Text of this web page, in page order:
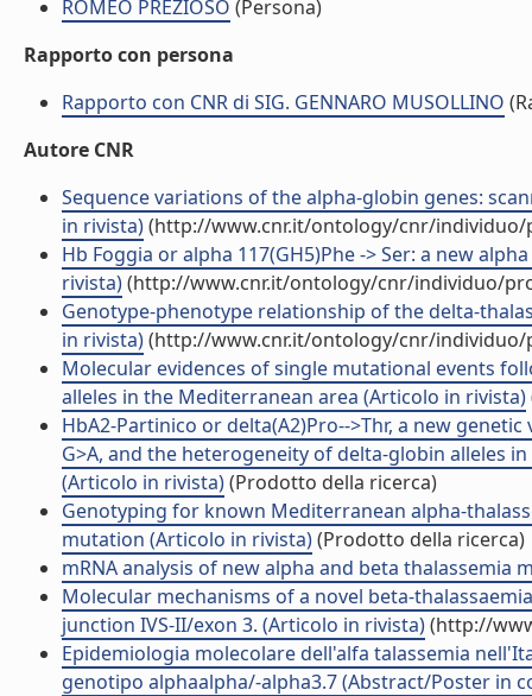
ROMEO PREZIOSO (Persona)
Rapporto con persona
Rapporto con CNR di SIG. GENNARO MUSOLLINO
Autore CNR
Sequence variations of the alpha-globin genes:
in rivista)(http://www.cnr.it/ontology/cnr/individuo/
Hb Foggia or alpha 117(GH5)Phe -> Ser: a new
rivista)(http://www.cnr.it/ontology/cnr/individuo/
Genotype-phenotype relationship of the delta-
in rivista)(http://www.cnr.it/ontology/cnr/individuo/
Molecular evidences of single mutational events
alleles in the Mediterranean area (Articolo in rivista)
HbA2-Partinico or delta(A2)Pro-->Thr, a new
G>A, and the heterogeneity of delta-globin alleles
(Articolo in rivista)(Prodotto della ricerca)
Genotyping for known Mediterranean alpha-
mutation (Articolo in rivista)(Prodotto della ricerca)
mRNA analysis of new alpha and beta thalassemia
Molecular mechanisms of a novel beta-
junction IVS-II/exon 3. (Articolo in rivista)(http://
Epidemiologia molecolare dell'alfa talassemia
genotipo alphaalpha/-alpha3.7 (Abstract/Poster in